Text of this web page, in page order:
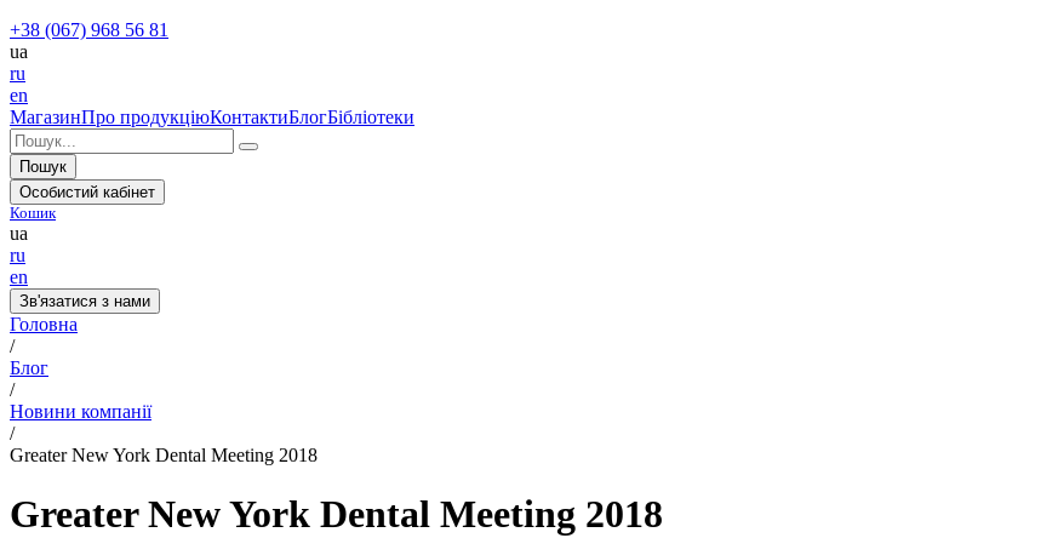
+38 (067) 968 56 81
ua
ru
en
МагазинПро продукціюКонтактиБлогБібліотеки
Пошук
Особистий кабінет
Кошик
ua
ru
en
Зв'язатися з нами
Головна
/
Блог
/
Новини компанії
/
Greater New York Dental Meeting 2018
Greater New York Dental Meeting 2018